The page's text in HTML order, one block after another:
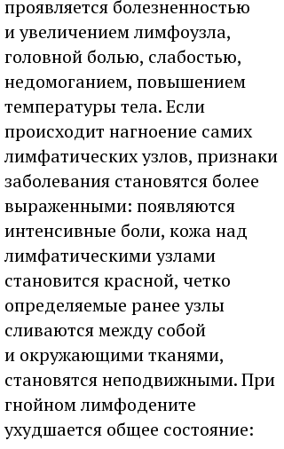
проявляется болезненностью
и увеличением лимфоузла,
головной болью, слабостью,
недомоганием, повышением
температуры тела. Если
происходит нагноение самих
лимфатических узлов, признаки
заболевания становятся более
выраженными: появляются
интенсивные боли, кожа над
лимфатическими узлами
становится красной, четко
определяемые ранее узлы
сливаются между собой
и окружающими тканями,
становятся неподвижными. При
гнойном лимфодените
ухудшается общее состояние: